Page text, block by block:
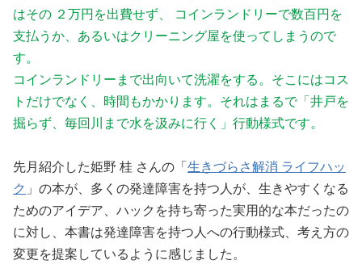
はその ２万円を出費せず、 コインランドリーで数百円を
支払うか、あるいはクリーニング屋を使ってしまうので
す。
コインランドリーまで出向いて洗濯をする。そこにはコス
トだけでなく、時間もかかります。それはまるで「井戸を
掘らず、毎回川まで水を汲みに行く」行動様式です。
先月紹介した姫野 桂 さんの「 生きづらさ解消 ライフハッ
ク 」の本が、多くの発達障害を持つ人が、生きやすくなる
ためのアイデア、ハックを持ち寄った実用的な本だったの
に対し、本書は発達障害を持つ人への行動様式、考え方の
変更を提案しているように感じました。